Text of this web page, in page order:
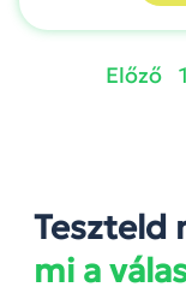
Előző 1
Teszteld
mi a